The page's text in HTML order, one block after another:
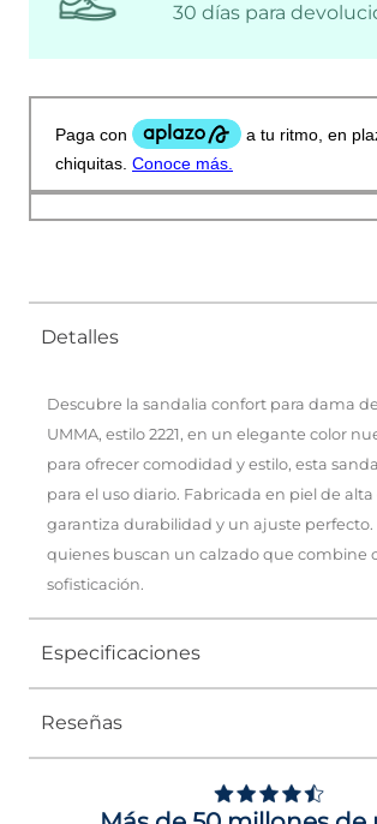
30 días para
Detalles
Descubre la sandalia confort para dama
UMMA, estilo 2221, en un elegante color
para ofrecer comodidad y estilo, esta
para el uso diario. Fabricada en piel de alta
garantiza durabilidad y un ajuste perfecto.
quienes buscan un calzado que combine
sofisticación.
Especificaciones
Tipo
Género Mujer
Reseñas